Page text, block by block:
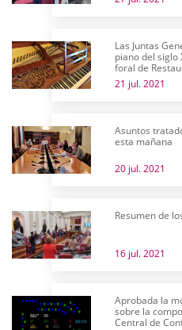
Las Juntas
piano del siglo
foral de
21 jul. 2021
Asuntos
esta mañana
20 jul. 2021
Resumen de
16 jul. 2021
Aprobada la
sobre la
Central de